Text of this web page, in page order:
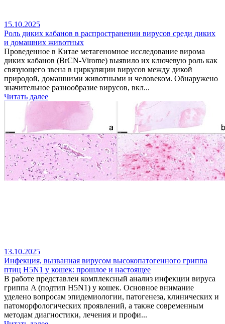
15.10.2025
Роль диких кабанов в распространении вирусов среди диких
и домашних животных
Проведенное в Китае метагеномное исследование вирома
диких кабанов (BrCN-Virome) выявило их ключевую роль как
связующего звена в циркуляции вирусов между дикой
природой, домашними животными и человеком. Обнаружено
значительное разнообразие вирусов, вкл...
Читать далее
13.10.2025
Инфекция, вызванная вирусом высокопатогенного гриппа
птиц H5N1 у кошек: прошлое и настоящее
В работе представлен комплексный анализ инфекции вируса
гриппа A (подтип H5N1) у кошек. Основное внимание
уделено вопросам эпидемиологии, патогенеза, клинических и
патоморфологических проявлений, а также современным
методам диагностики, лечения и профи...